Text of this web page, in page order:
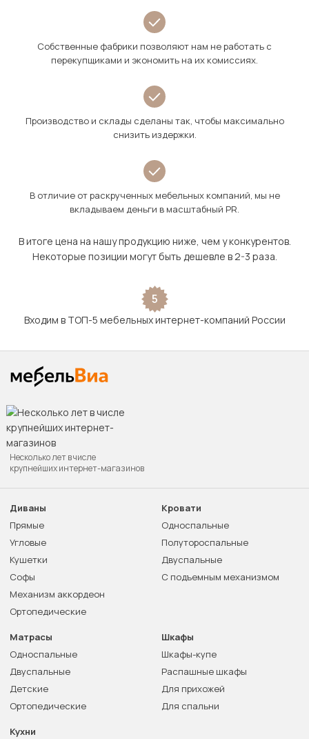
Собственные фабрики позволяют нам не работать с
перекупщиками и экономить на их комиссиях.
Производство и склады сделаны так, чтобы максимально
снизить издержки.
В отличие от раскрученных мебельных компаний, мы не
вкладываем деньги в масштабный PR.
В итоге цена на нашу продукцию ниже, чем у конкурентов.
Некоторые позиции могут быть дешевле в 2-3 раза.
5
Входим в ТОП-5 мебельных интернет-компаний России
Несколько лет в числе
крупнейших интернет-магазинов
Диваны
Прямые
Угловые
Кушетки
Софы
Механизм аккордеон
Ортопедические
Кровати
Односпальные
Полутороспальные
Двуспальные
С подъемным механизмом
Матрасы
Односпальные
Двуспальные
Детские
Ортопедические
Шкафы
Шкафы-купе
Распашные шкафы
Для прихожей
Для спальни
Кухни